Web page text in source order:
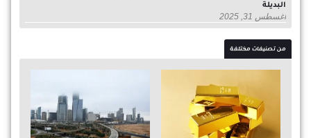
البديلة
أغسطس 31, 2025
من تصنيفات مختلفة